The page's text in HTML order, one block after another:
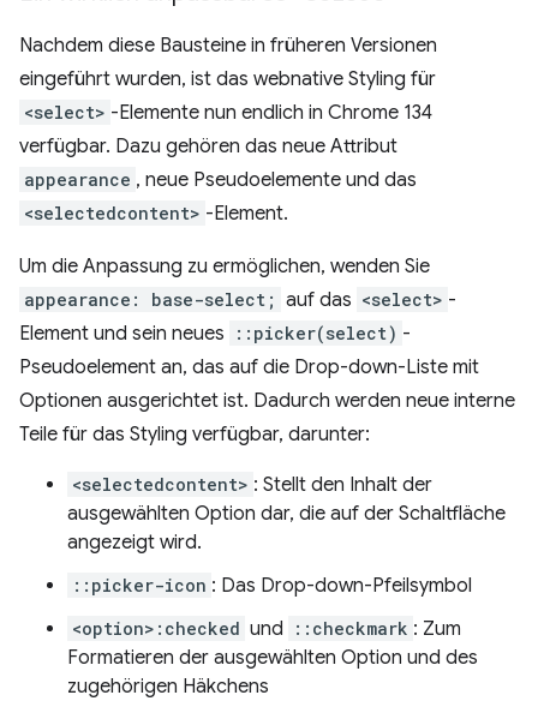
Nachdem diese Bausteine in früheren Versionen
eingeführt wurden, ist das webnative Styling für
<select> -Elemente nun endlich in Chrome 134
verfügbar. Dazu gehören das neue Attribut
appearance , neue Pseudoelemente und das
<selectedcontent> -Element.
Um die Anpassung zu ermöglichen, wenden Sie
appearance: base-select; auf das <select> -
Element und sein neues
::picker(select) -
Pseudoelement an, das auf die Drop-down-Liste mit
Optionen ausgerichtet ist. Dadurch werden neue interne
Teile für das Styling verfügbar, darunter:
<selectedcontent> : Stellt den Inhalt der
ausgewählten Option dar, die auf der Schaltfläche
angezeigt wird.
::picker-icon : Das Drop-down-Pfeilsymbol
<option>:checked und ::checkmark : Zum
Formatieren der ausgewählten Option und des
zugehörigen Häkchens